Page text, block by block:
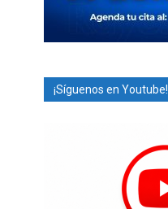
¡Síguenos en Youtube!